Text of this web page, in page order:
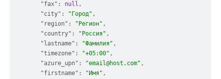
"fax" : null ,
"city" : "Город" ,
"region" : "Регион" ,
"country" : "Россия" ,
"lastname" : "Фамилия" ,
"timezone" : "+05:00" ,
"azure_upn" : "email@host.com" ,
"firstname" : "Имя" ,